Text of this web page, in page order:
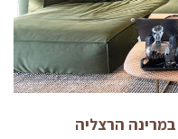
הרצליה